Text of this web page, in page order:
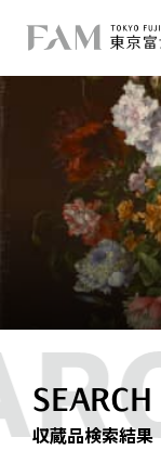
収蔵品検索結果